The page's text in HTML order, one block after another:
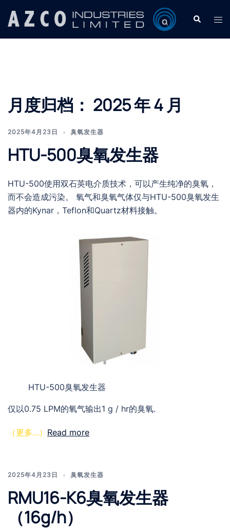
Search
月度归档： 2025 年 4 月
2025年4月23日 臭氧发生器
HTU-500臭氧发生器
HTU-500使用双石英电介质技术，可以产生纯净的臭氧，
而不会造成污染。 氧气和臭氧气体仅与HTU-500臭氧发生
器内的Kynar，Teflon和Quartz材料接触。
HTU-500臭氧发生器
仅以0.75 LPM的氧气输出1 g / hr的臭氧.
（更多…） Read more
2025年4月23日 臭氧发生器
RMU16-K6臭氧发生器
（16g/h）